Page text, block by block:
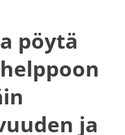
pöytä
ja